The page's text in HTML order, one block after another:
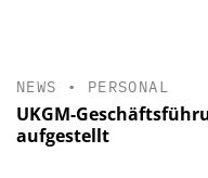
NEWS • PERSONAL
UKGM-
aufgestellt